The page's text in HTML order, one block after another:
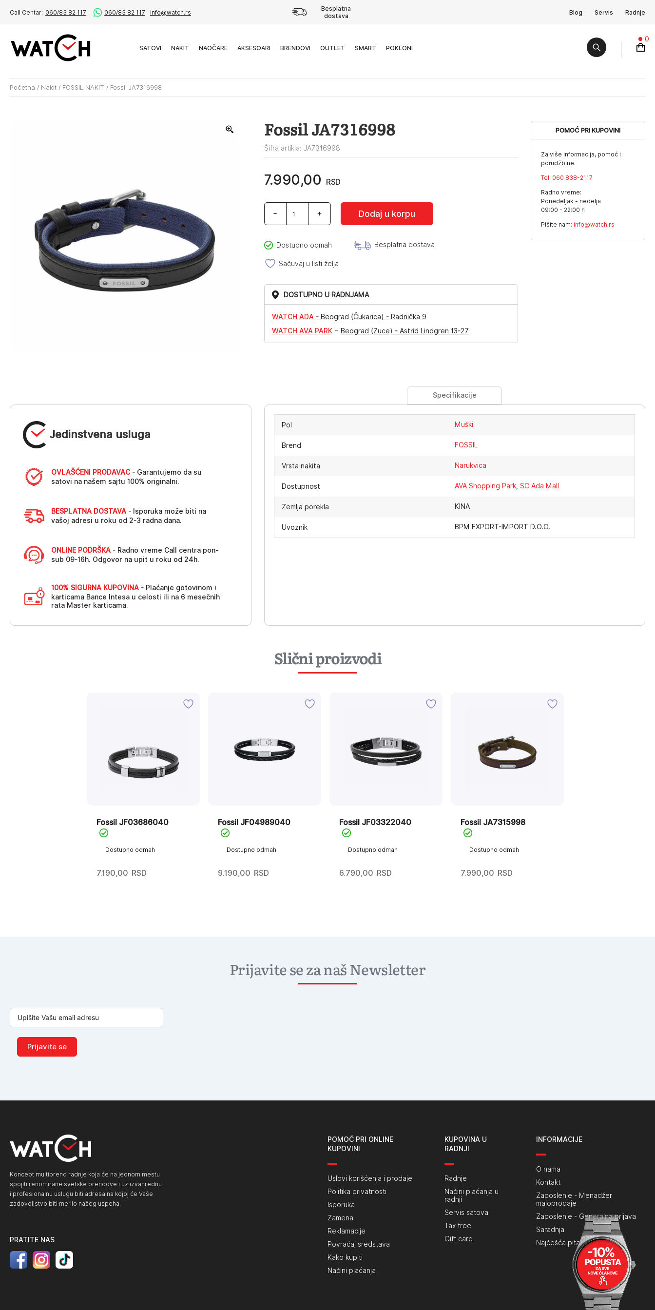
Call Centar: 060/83 82 117 060/83 82 117 info@watch.rs
Besplatna
dostava
Blog Servis Radnje
SATOVI NAKIT NAOČARE AKSESOARI BRENDOVI OUTLET SMART POKLONI
0
Početna / Nakit / FOSSIL NAKIT / Fossil JA7316998
Fossil JA7316998
Šifra artikla: JA7316998
7.990,00 RSD
Fossil
JA7316998
količina
Dodaj u korpu
Dostupno odmah Besplatna dostava
Sačuvaj u listi želja
DOSTUPNO U RADNJAMA
WATCH ADA - Beograd (Čukarica) - Radnička 9
WATCH AVA PARK- Beograd (Zuce) - Astrid Lindgren 13-27
POMOĆ PRI KUPOVINI
Za više informacija, pomoć i
porudžbine.
Tel: 060 838-2117
Radno vreme:
Ponedeljak - nedelja
09:00 - 22:00 h
Pišite nam: info@watch.rs
Jedinstvena usluga
OVLAŠĆENI PRODAVAC- Garantujemo da su
satovi na našem sajtu 100% originalni.
BESPLATNA DOSTAVA - Isporuka može biti na
vašoj adresi u roku od 2-3 radna dana.
ONLINE PODRŠKA - Radno vreme Call centra pon-
sub 09-16h. Odgovor na upit u roku od 24h.
100% SIGURNA KUPOVINA - Plaćanje gotovinom i
karticama Bance Intesa u celosti ili na 6 mesečnih
rata Master karticama.
Specifikacije
Pol Muški
Brend FOSSIL
Vrsta nakita Narukvica
Dostupnost AVA Shopping Park ,SC Ada Mall
Zemlja porekla KINA
Uvoznik BPM EXPORT-IMPORT D.O.O.
Slični proizvodi
Dostupno odmah
Fossil JF03686040
7.190,00 RSD
Dostupno odmah
Fossil JF04989040
9.190,00 RSD
Dostupno odmah
Fossil JF03322040
6.790,00 RSD
Dostupno odmah
Fossil JA7315998
7.990,00 RSD
Prijavite se za naš Newsletter
Prijavite se
Koncept multibrend radnje koja će na jednom mestu
spojiti renomirane svetske brendove i uz izvanrednu
i profesionalnu uslugu biti adresa na kojoj će Vaše
zadovoljstvo biti merilo našeg uspeha.
PRATITE NAS
POMOĆ PRI ONLINE
KUPOVINI
Uslovi korišćenja i prodaje
Politika privatnosti
Isporuka
Zamena
Reklamacije
Povraćaj sredstava
Kako kupiti
Načini plaćanja
KUPOVINA U
RADNJI
Radnje
Načini plaćanja u
radnji
Servis satova
Tax free
Gift card
INFORMACIJE
O nama
Kontakt
Zaposlenje - Menadžer
maloprodaje
Zaposlenje - Generalna prijava
Saradnja
Najčešća pitanja